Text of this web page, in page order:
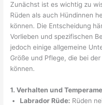
Zunächst ist es wichtig zu
Rüden als auch Hündinnen
können. Die Entscheidung
Vorlieben und spezifischen
jedoch einige allgemeine
Größe und Pflege, die bei
können.
1. Verhalten und
Labrador Rüde: Rüden